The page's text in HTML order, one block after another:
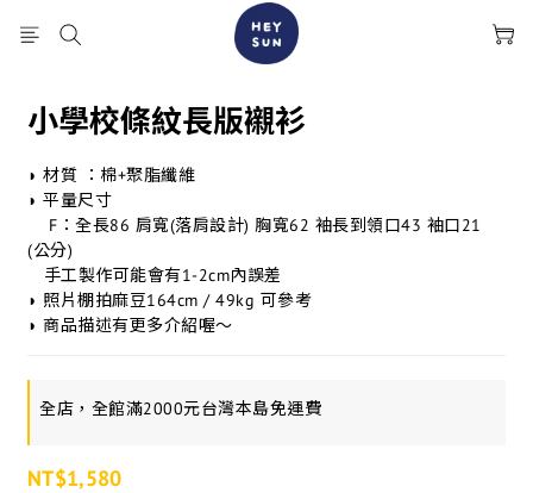
小學校條紋長版襯衫
◗ 材質 ：棉+聚脂纖維
◗ 平量尺寸
(公分)
   手工製作可能會有1-2cm內誤差
◗ 照片棚拍麻豆164cm / 49kg 可參考
◗ 商品描述有更多介紹喔～
全店，全館滿2000元台灣本島免運費
NT$1,580